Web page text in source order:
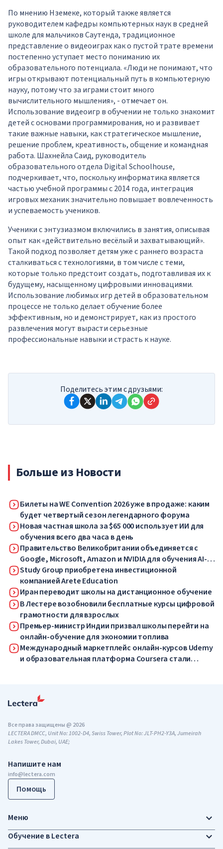
По мнению Нземеке, который также является
руководителем кафедры компьютерных наук в средней
школе для мальчиков Саутенда, традиционное
представление о видеоиграх как о пустой трате времени
постепенно уступает место пониманию их
образовательного потенциала. «Люди не понимают, что
игры открывают потенциальный путь в компьютерную
науку, потому что за играми стоит много
вычислительного мышления», - отмечает он.
Использование видеоигр в обучении не только знакомит
детей с основами программирования, но и развивает
такие важные навыки, как стратегическое мышление,
решение проблем, креативность, общение и командная
работа. Шахнейла Саид, руководитель
образовательного отдела Digital Schoolhouse,
подчеркивает, что, поскольку информатика является
частью учебной программы с 2014 года, интеграция
игровых механик значительно повышает вовлеченность
и успеваемость учеников.
Ученики с энтузиазмом включились в занятия, описывая
опыт как «действительно весёлый и захватывающий».
Такой подход позволяет детям уже с раннего возраста
сталкиваться с технологиями, в том числе с теми,
которые только предстоит создать, подготавливая их к
будущему, насыщенному цифровыми инновациями.
Использование любимых игр детей в образовательном
процессе не только делает обучение более
эффективным, но и демонстрирует, как из простого
развлечения могут вырасти серьезные
профессиональные навыки и страсть к науке.
Поделитесь этим с друзьями:
Больше из Новости
Билеты на WE Convention 2026 уже в продаже: каким
будет четвертый сезон легендарного форума
Новая частная школа за $65 000 использует ИИ для
обучения всего два часа в день
Правительство Великобритании объединяется с
Google, Microsoft, Amazon и NVIDIA для обучения AI-
навыкам миллионов работников
Study Group приобретена инвестиционной
компанией Arete Education
Иран переводит школы на дистанционное обучение
В Лестере возобновили бесплатные курсы цифровой
грамотности для взрослых
Премьер-министр Индии призвал школы перейти на
онлайн-обучение для экономии топлива
Международный маркетплейс онлайн-курсов Udemy
и образовательная платформа Coursera стали
Напишите нам
info@lectera.com
Помощь
Все права защищены @ 2026
LECTERA DMCC, Unit No: 1002-D4, Swiss Tower, Plot No: JLT-PH2-Y3A, Jumeirah
Lakes Tower, Dubai, UAE;
Меню
Обучение в Lectera